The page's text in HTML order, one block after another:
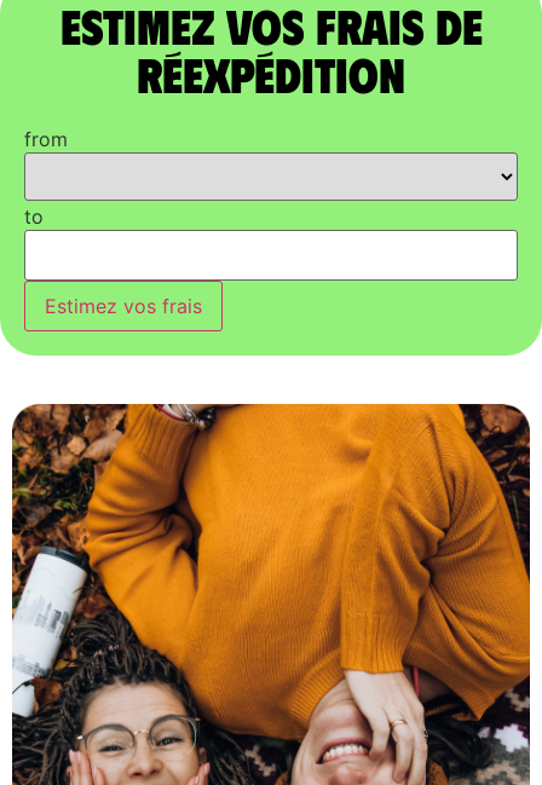
Estimez vos frais de
réexpédition
from
to
Estimez vos frais